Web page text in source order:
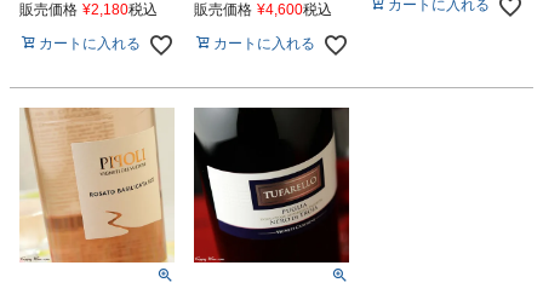
販売価格 ¥2,180税込
カートに入れる
販売価格 ¥4,600税込
カートに入れる
カートに入れる